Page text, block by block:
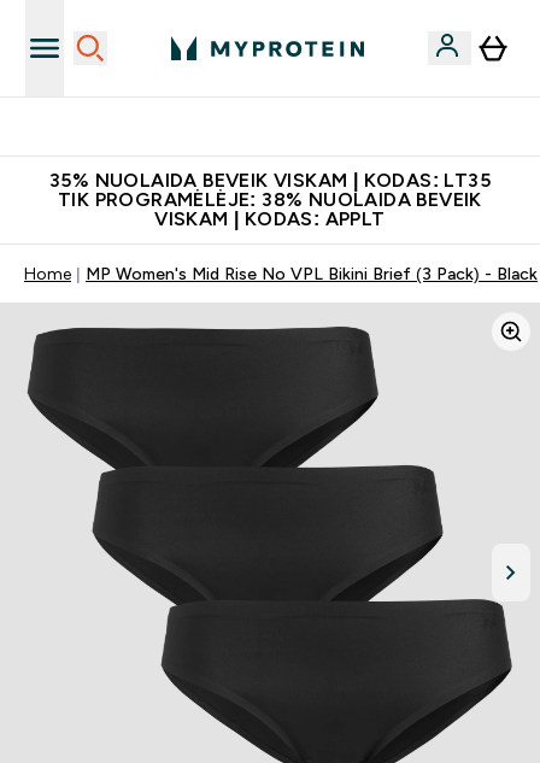
35% NUOLAIDA BEVEIK VISKAM | KODAS: LT35
TIK PROGRAMĖLĖJE: 38% NUOLAIDA BEVEIK
VISKAM | KODAS: APPLT
Home MP Women's Mid Rise No VPL Bikini Brief (3 Pack) - Black